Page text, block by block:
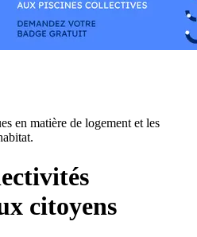
en matière de logement et les
citoyens